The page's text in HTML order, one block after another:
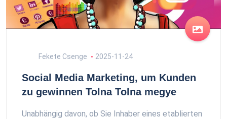
Fekete Csenge 2025-11-24
Social Media Marketing, um Kunden
zu gewinnen Tolna Tolna megye
Unabhängig davon, ob Sie Inhaber eines etablierten